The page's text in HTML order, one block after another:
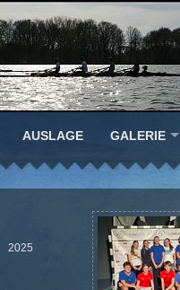
AUSLAGE GALERIE
2025